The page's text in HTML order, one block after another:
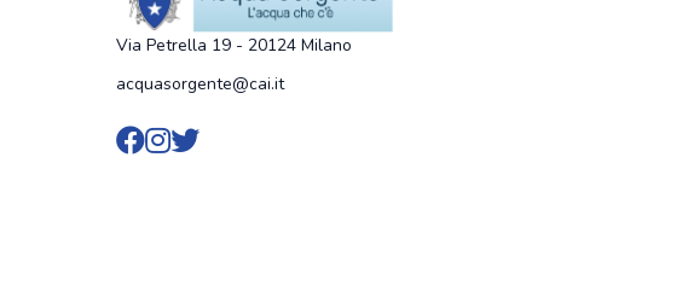
Via Petrella 19 - 20124 Milano
acquasorgente@cai.it
Vai al profilo Facebook di Acqua Sorgente
Vai al profilo Instagram di Acqua Sorgente
Vai al canale X di Acqua Sorgente